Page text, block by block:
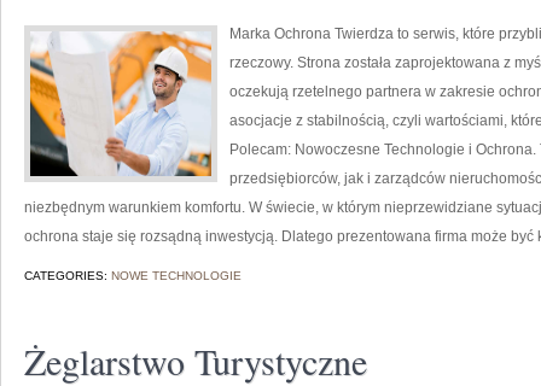
Marka Ochrona Twierdza to serwis, które
rzeczowy. Strona została zaprojektowana z
oczekują rzetelnego partnera w zakresie
asocjacje z stabilnością, czyli wartościami,
Polecam: Nowoczesne Technologie i
przedsiębiorców, jak i zarządców
niezbędnym warunkiem komfortu. W świecie, w którym nieprzewidziane
ochrona staje się rozsądną inwestycją. Dlatego prezentowana firma może być
CATEGORIES: NOWE TECHNOLOGIE
Żeglarstwo Turystyczne